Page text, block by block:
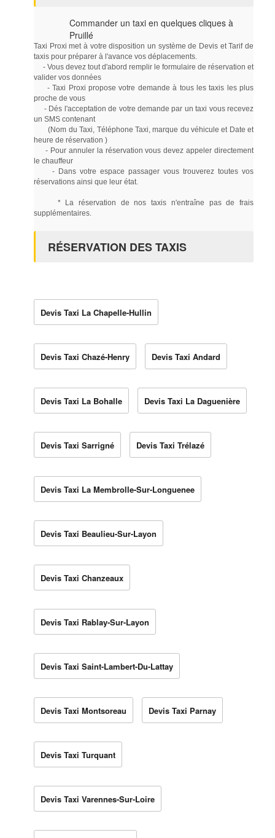
Commander un taxi en quelques cliques à
Pruillé
Taxi Proxi met à votre disposition un système de Devis et Tarif de
taxis pour préparer à l'avance vos déplacements.
- Vous devez tout d'abord remplir le formulaire de réservation et
valider vos données
- Taxi Proxi propose votre demande à tous les taxis les plus
proche de vous
- Dés l'acceptation de votre demande par un taxi vous recevez
un SMS contenant
(Nom du Taxi, Téléphone Taxi, marque du véhicule et Date et
heure de réservation )
- Pour annuler la réservation vous devez appeler directement
le chauffeur
- Dans votre espace passager vous trouverez toutes vos
réservations ainsi que leur état.
* La réservation de nos taxis n'entraîne pas de frais
supplémentaires.
RÉSERVATION DES TAXIS
Devis Taxi La Chapelle-Hullin
Devis Taxi Chazé-Henry Devis Taxi Andard
Devis Taxi La Bohalle Devis Taxi La Daguenière
Devis Taxi Sarrigné Devis Taxi Trélazé
Devis Taxi La Membrolle-Sur-Longuenee
Devis Taxi Beaulieu-Sur-Layon
Devis Taxi Chanzeaux
Devis Taxi Rablay-Sur-Layon
Devis Taxi Saint-Lambert-Du-Lattay
Devis Taxi Montsoreau Devis Taxi Parnay
Devis Taxi Turquant
Devis Taxi Varennes-Sur-Loire